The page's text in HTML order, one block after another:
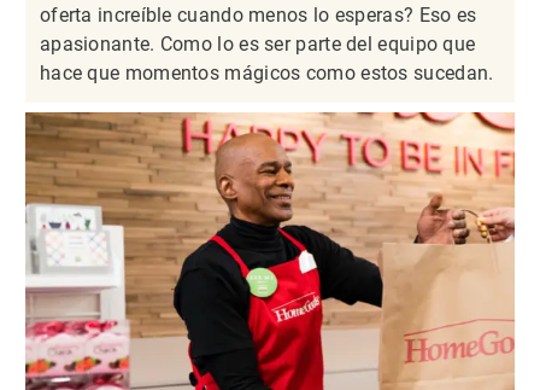
oferta increíble cuando menos lo esperas? Eso es
apasionante. Como lo es ser parte del equipo que
hace que momentos mágicos como estos sucedan.